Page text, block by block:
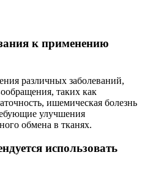
к применению
различных заболеваний,
таких как
ишемическая болезнь
улучшения
обмена в тканях.
использовать